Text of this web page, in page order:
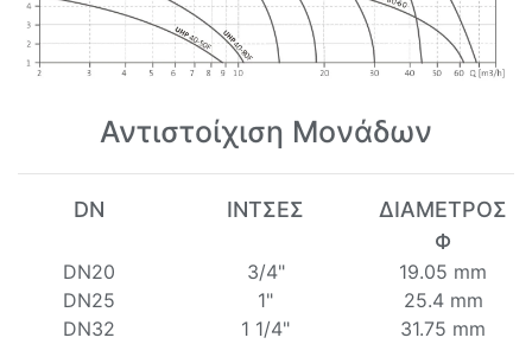
Αντιστοίχιση Μονάδων
DN ΙΝΤΣΕΣ
ΔΙΑΜΕΤΡΟΣ
Φ
DN20 3/4"
19.05 mm
DN25
1"
25.4 mm
DN32
1 1/4"
31.75 mm